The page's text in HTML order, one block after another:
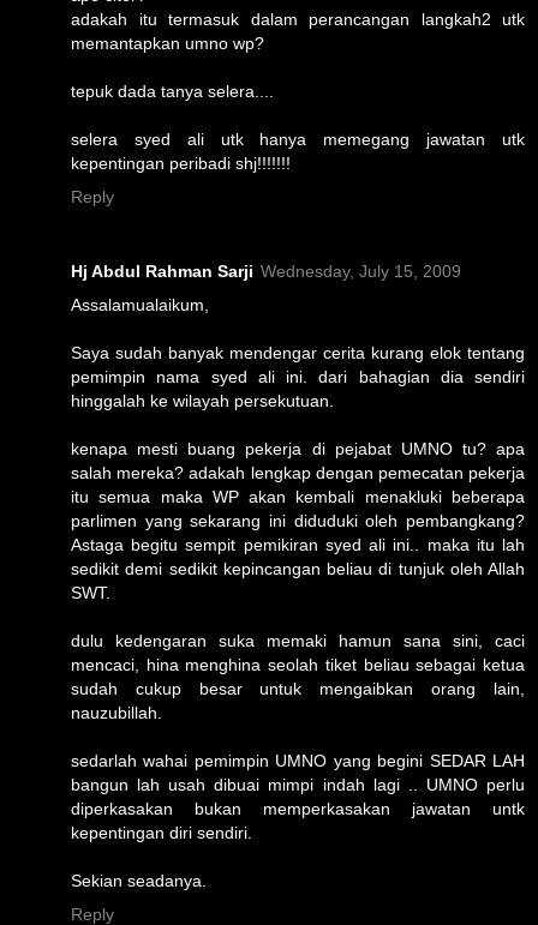
adakah itu termasuk dalam perancangan langkah2 utk
memantapkan umno wp?
tepuk dada tanya selera....
selera syed ali utk hanya memegang jawatan utk
kepentingan peribadi shj!!!!!!!
Reply
Hj Abdul Rahman Sarji Wednesday, July 15, 2009
Assalamualaikum,
Saya sudah banyak mendengar cerita kurang elok tentang
pemimpin nama syed ali ini. dari bahagian dia sendiri
hinggalah ke wilayah persekutuan.
kenapa mesti buang pekerja di pejabat UMNO tu? apa
salah mereka? adakah lengkap dengan pemecatan pekerja
itu semua maka WP akan kembali menakluki beberapa
parlimen yang sekarang ini diduduki oleh pembangkang?
Astaga begitu sempit pemikiran syed ali ini.. maka itu lah
sedikit demi sedikit kepincangan beliau di tunjuk oleh Allah
SWT.
dulu kedengaran suka memaki hamun sana sini, caci
mencaci, hina menghina seolah tiket beliau sebagai ketua
sudah cukup besar untuk mengaibkan orang lain,
nauzubillah.
sedarlah wahai pemimpin UMNO yang begini SEDAR LAH
bangun lah usah dibuai mimpi indah lagi .. UMNO perlu
diperkasakan bukan memperkasakan jawatan untk
kepentingan diri sendiri.
Sekian seadanya.
Reply